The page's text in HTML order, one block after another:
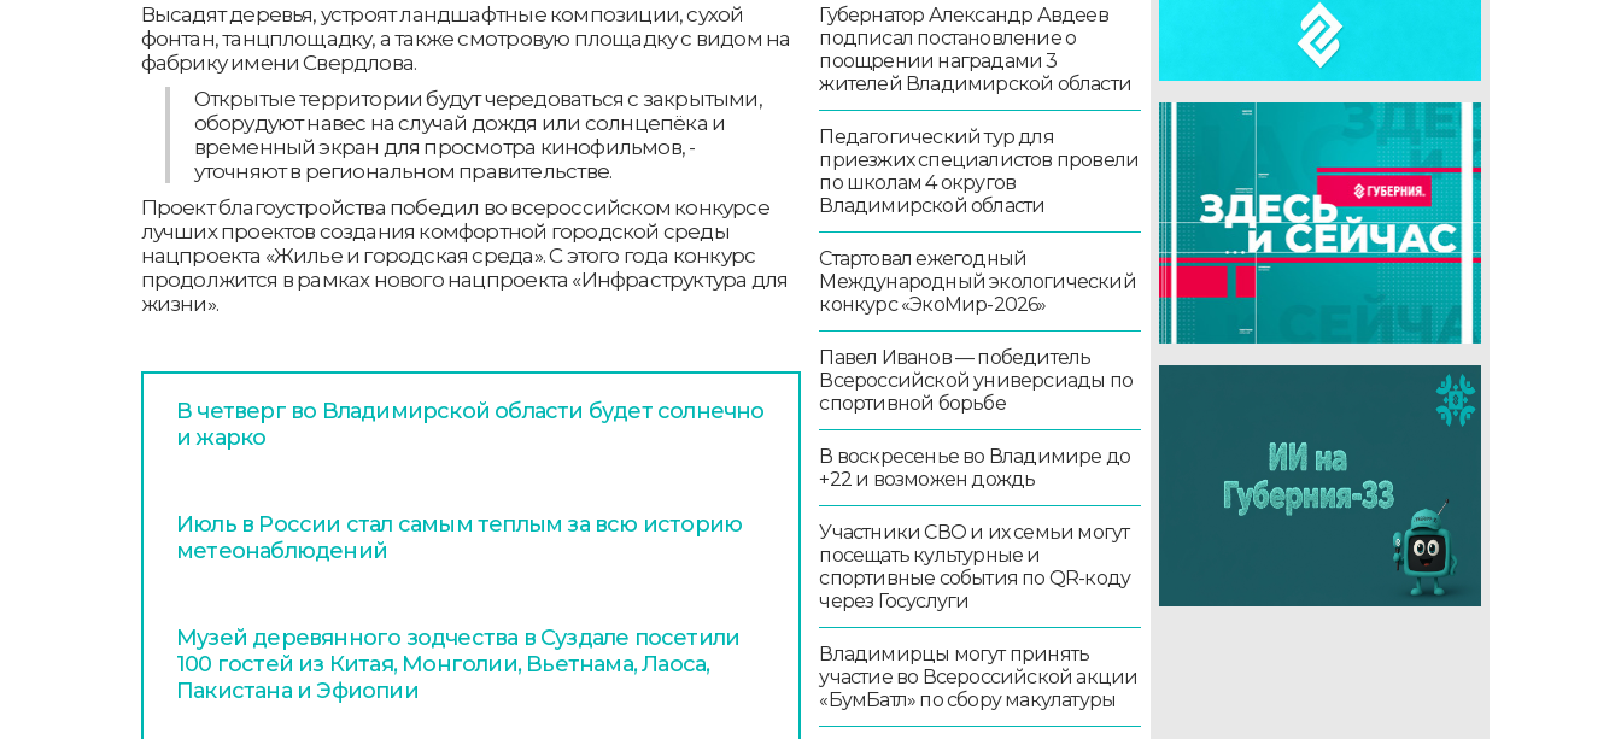
Высадят деревья, устроят ландшафтные композиции, сухой
фонтан, танцплощадку, а также смотровую площадку с видом на
фабрику имени Свердлова.
Открытые территории будут чередоваться с закрытыми,
оборудуют навес на случай дождя или солнцепёка и
временный экран для просмотра кинофильмов, -
уточняют в региональном правительстве.
Проект благоустройства победил во всероссийском конкурсе
лучших проектов создания комфортной городской среды
нацпроекта «Жилье и городская среда». С этого года конкурс
продолжится в рамках нового нацпроекта «Инфраструктура для
жизни».
В четверг во Владимирской области будет солнечно
и жарко
Июль в России стал самым теплым за всю историю
метеонаблюдений
Музей деревянного зодчества в Суздале посетили
100 гостей из Китая, Монголии, Вьетнама, Лаоса,
Пакистана и Эфиопии
Губернатор Александр Авдеев
подписал постановление о
поощрении наградами 3
жителей Владимирской области
Педагогический тур для
приезжих специалистов провели
по школам 4 округов
Владимирской области
Стартовал ежегодный
Международный экологический
конкурс «ЭкоМир-2026»
Павел Иванов — победитель
Всероссийской универсиады по
спортивной борьбе
В воскресенье во Владимире до
+22 и возможен дождь
Участники СВО и их семьи могут
посещать культурные и
спортивные события по QR-коду
через Госуслуги
Владимирцы могут принять
участие во Всероссийской акции
«БумБатл» по сбору макулатуры